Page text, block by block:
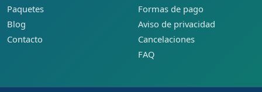
Paquetes
Blog
Contacto
Formas de pago
Aviso de privacidad
Cancelaciones
FAQ